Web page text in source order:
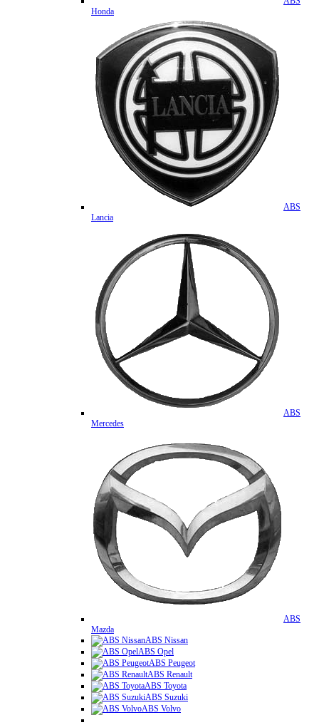
Honda
ABS
Lancia
ABS
Mercedes
ABS
Mazda
ABS Nissan
ABS Opel
ABS Peugeot
ABS Renault
ABS Toyota
ABS Suzuki
ABS Volvo